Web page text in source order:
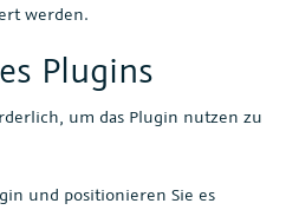
werden.
Plugins
um das Plugin nutzen zu
und positionieren Sie es